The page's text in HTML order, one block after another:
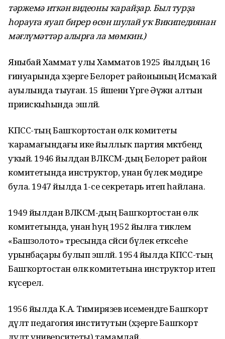
тәржемә иткән видеоны ҡарайҙар. Был турҙа
һорауға яуап бирер өсөн шулай уҡ Википедиянан
мәғлүмәттәр алырға ла мөмкин.)
Яныбай Хаммат улы Хамматов 1925 йылдың 16
ғинуарында хәҙерге Белорет районының Исмаҡай
ауылында тыуған. 15 йәшенән Үрге Әүжән алтын
приискыһында эшләй.
КПСС-тың Башҡортостан өлкә комитеты
ҡарамағындағы ике йыллыҡ партия мәктәбендә
уҡый. 1946 йылдан ВЛКСМ-дың Белорет район
комитетында инструктор, унан бүлек мөдире
була. 1947 йылда 1-се секретарь итеп һайлана.
1949 йылдан ВЛКСМ-дың Башҡортостан өлкә
комитетында, унан һуң 1952 йылға тиклем
«Башзолото» тресында сәйәси бүлек етәксеһе
урынбаҫары булып эшләй. 1954 йылда КПСС-тың
Башҡортостан өлкә комитетына инструктор итеп
күсерелә.
1956 йылда К.А. Тимирязев исемендәге Башҡорт
дәүләт педагогия институтын (хәҙерге Башҡорт